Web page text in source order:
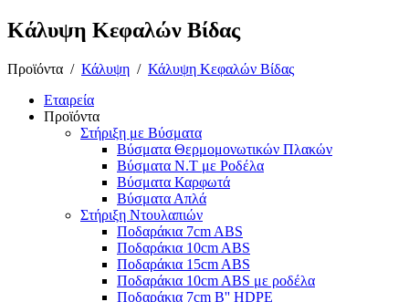
Κάλυψη Κεφαλών Βίδας
Προϊόντα / Κάλυψη / Κάλυψη Κεφαλών Βίδας
Εταιρεία
Προϊόντα
Στήριξη με Βύσματα
Βύσματα Θερμομονωτικών Πλακών
Βύσματα Ν.Τ με Ροδέλα
Βύσματα Καρφωτά
Βύσματα Απλά
Στήριξη Ντουλαπιών
Ποδαράκια 7cm ABS
Ποδαράκια 10cm ABS
Ποδαράκια 15cm ABS
Ποδαράκια 10cm ABS με ροδέλα
Ποδαράκια 7cm B'' HDPE